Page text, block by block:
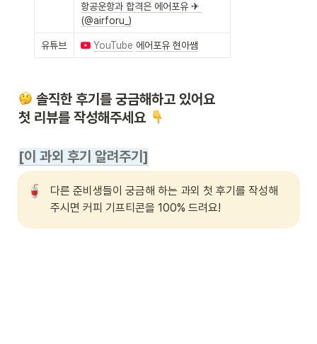
항공운항과 합격은 에어포유 ✈
(@airforu_)
유튜브 YouTube 에어포유 현아쌤
솔직한 후기를 궁금해하고 있어요
첫 리뷰를 작성해주세요
[이 과외 후기 알려주기]
다른 준비생들이 궁금해 하는 과외 첫 후기를 작성해
주시면 커피 기프티콘을 100% 드려요!